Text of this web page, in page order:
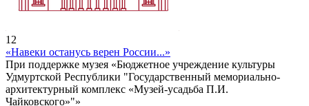
12
«Навеки останусь верен России...»
При поддержке музея «Бюджетное учреждение культуры
Удмуртской Республики "Государственный мемориально-
архитектурный комплекс «Музей-усадьба П.И.
Чайковского»"»